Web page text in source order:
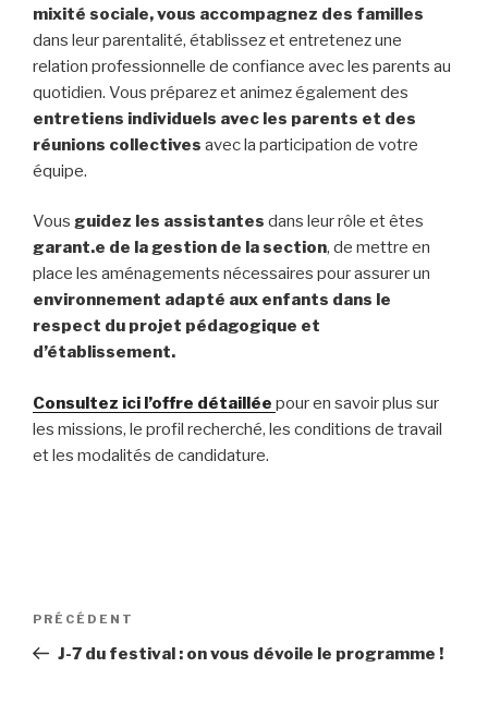
mixité sociale, vous accompagnez des familles
dans leur parentalité, établissez et entretenez une
relation professionnelle de confiance avec les parents au
quotidien. Vous préparez et animez également des
entretiens individuels avec les parents et des
réunions collectives avec la participation de votre
équipe.
Vous guidez les assistantes dans leur rôle et êtes
garant.e de la gestion de la section, de mettre en
place les aménagements nécessaires pour assurer un
environnement adapté aux enfants dans le
respect du projet pédagogique et
d’établissement.
Consultez ici l’offre détaillée pour en savoir plus sur
les missions, le profil recherché, les conditions de travail
et les modalités de candidature.
Navigation
de
Article
précédent
PRÉCÉDENT
J-7 du festival : on vous dévoile le programme !